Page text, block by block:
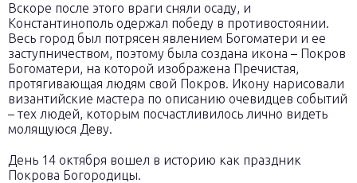
Вскоре после этого враги сняли осаду, и
Константинополь одержал победу в противостоянии.
Весь город был потрясен явлением Богоматери и ее
заступничеством, поэтому была создана икона – Покров
Богоматери, на которой изображена Пречистая,
протягивающая людям свой Покров. Икону нарисовали
византийские мастера по описанию очевидцев событий
– тех людей, которым посчастливилось лично видеть
молящуюся Деву.
День 14 октября вошел в историю как праздник
Покрова Богородицы.